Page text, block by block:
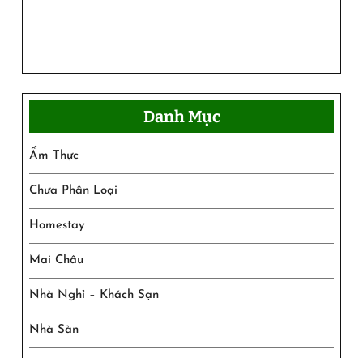
Danh Mục
Ẩm Thực
Chưa Phân Loại
Homestay
Mai Châu
Nhà Nghỉ – Khách Sạn
Nhà Sàn